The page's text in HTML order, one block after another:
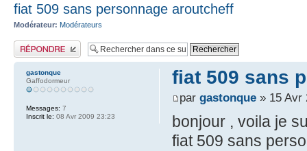
fiat 509 sans personnage aroutcheff
Modérateur: Modérateurs
Publier une réponse
fiat 509 sans
par gastonque» 15 Avr
bonjour , voila je
fiat 509 sans
gastonque
Gaffodormeur
Messages: 7
Inscrit le: 08 Avr 2009 23:23